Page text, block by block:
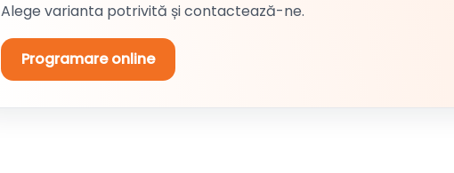
Alege varianta potrivită și contactează-ne.
Programare online